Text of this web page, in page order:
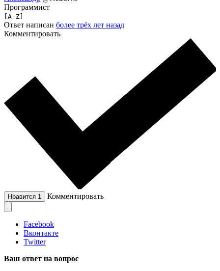
Программист
[A-Z]
Ответ написан более трёх лет назад
Комментировать
Нравится 1 Комментировать
Facebook
Вконтакте
Twitter
Ваш ответ на вопрос